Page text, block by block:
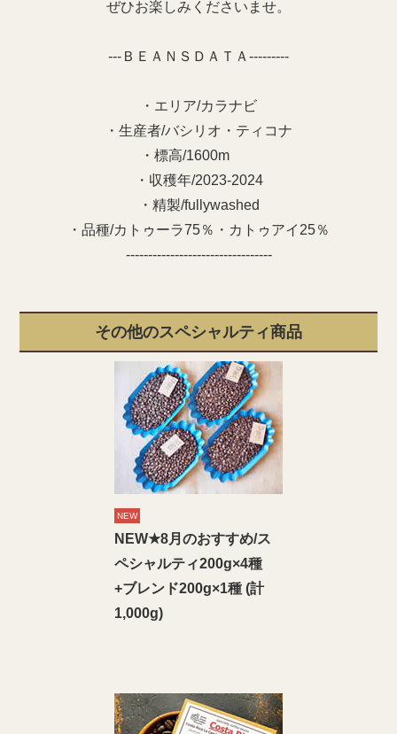
ぜひお楽しみくださいませ。
---ＢＥＡＮＳＤＡＴＡ---------
・エリア/カラナビ
・生産者/バシリオ・ティコナ
・標高/1600m
・収穫年/2023-2024
・精製/fullywashed
・品種/カトゥーラ75％・カトゥアイ25％
---------------------------------
その他のスペシャルティ商品
NEW
NEW★8月のおすすめ/ス
ペシャルティ200g×4種
+ブレンド200g×1種 (計
1,000g)